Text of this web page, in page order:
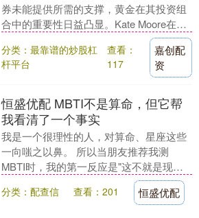
券未能提供所需的支撑，黄金在其投资组
合中的重要性日益凸显。Kate Moore在接
受采访时表示，公司一直将黄金作为投资
组合....
分类：最靠谱的炒股杠
杆平台
查看：
117
嘉创配
资
恒盛优配 MBTI不是算命，但它帮
我看清了一个事实
我是一个很理性的人，对算命、星座这些
一向嗤之以鼻。 所以当朋友推荐我测
MBTI时，我的第一反应是"这不就是现代
版星座吗"。但她坚持说"你先测，测完看
解读，不准就....
分类：配查信 查看：201 恒盛优配